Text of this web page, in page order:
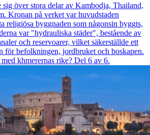
över stora delar av Kambodja, Thailand,
Kronan på verket var huvudstaden
religiösa byggnaden som någonsin byggts,
var "hydrauliska städer", bestående av
och reservoarer, vilket säkerställde ett
för befolkningen, jordbruket och boskapen.
khmerernas rike? Del 6 av 6.